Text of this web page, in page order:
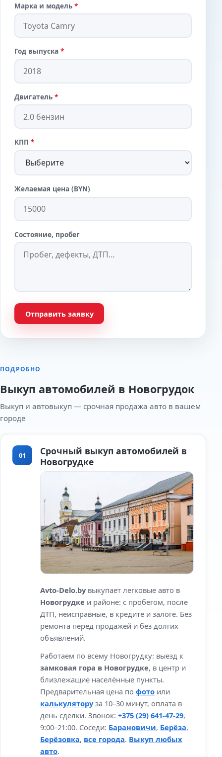
Марка и модель *
Год выпуска *
Двигатель *
КПП *
Желаемая цена (BYN)
Состояние, пробег
Отправить заявку
ПОДРОБНО
Выкуп автомобилей в Новогрудок
Выкуп и автовыкуп — срочная продажа авто в вашем
городе
01
Срочный выкуп автомобилей в
Новогрудке
Avto-Delo.byвыкупает легковые авто в
Новогрудке и районе: с пробегом, после
ДТП, неисправные, в кредите и залоге. Без
ремонта перед продажей и без долгих
объявлений.
Работаем по всему Новогрудку: выезд к
замковая гора в Новогрудке, в центр и
близлежащие населённые пункты.
Предварительная цена по фото или
калькуляторуза 10–30 минут, оплата в
день сделки. Звонок: +375 (29) 641-47-29,
9:00–21:00. Соседи: Барановичи, Берёза,
Берёзовка, все города. Выкуп любых
авто.